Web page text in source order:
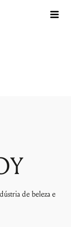
de beleza e